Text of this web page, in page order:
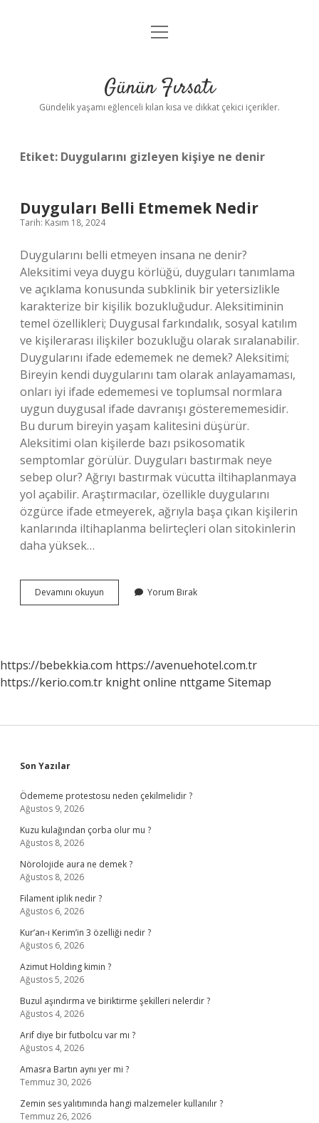
Anasayfa
Yasal Uyarı
menüyü
Günün Fırsatı
Gündelik yaşamı eğlenceli kılan kısa ve dikkat çekici içerikler.
Etiket: Duygularını gizleyen kişiye ne denir
Duyguları Belli Etmemek Nedir
Tarih: Kasım 18, 2024
Duygularını belli etmeyen insana ne denir?
Aleksitimi veya duygu körlüğü, duyguları tanımlama
ve açıklama konusunda subklinik bir yetersizlikle
karakterize bir kişilik bozukluğudur. Aleksitiminin
temel özellikleri; Duygusal farkındalık, sosyal katılım
ve kişilerarası ilişkiler bozukluğu olarak sıralanabilir.
Duygularını ifade edememek ne demek? Aleksitimi;
Bireyin kendi duygularını tam olarak anlayamaması,
onları iyi ifade edememesi ve toplumsal normlara
uygun duygusal ifade davranışı gösterememesidir.
Bu durum bireyin yaşam kalitesini düşürür.
Aleksitimi olan kişilerde bazı psikosomatik
semptomlar görülür. Duyguları bastırmak neye
sebep olur? Ağrıyı bastırmak vücutta iltihaplanmaya
yol açabilir. Araştırmacılar, özellikle duygularını
özgürce ifade etmeyerek, ağrıyla başa çıkan kişilerin
kanlarında iltihaplanma belirteçleri olan sitokinlerin
daha yüksek…
Devamını okuyun Duyguları
Belli
Yorum Bırak
https://bebekkia.com https://avenuehotel.com.tr
https://kerio.com.tr knight online nttgame Sitemap
Sidebar
Son Yazılar
Ödememe protestosu neden çekilmelidir ?
Ağustos 9, 2026
Kuzu kulağından çorba olur mu ?
Ağustos 8, 2026
Nörolojide aura ne demek ?
Ağustos 8, 2026
Filament iplik nedir ?
Ağustos 6, 2026
Kur’an-ı Kerim’in 3 özelliği nedir ?
Ağustos 6, 2026
Azimut Holding kimin ?
Ağustos 5, 2026
Buzul aşındırma ve biriktirme şekilleri nelerdir ?
Ağustos 4, 2026
Arif diye bir futbolcu var mı ?
Ağustos 4, 2026
Amasra Bartın aynı yer mi ?
Temmuz 30, 2026
Zemin ses yalıtımında hangi malzemeler kullanılır ?
Temmuz 26, 2026